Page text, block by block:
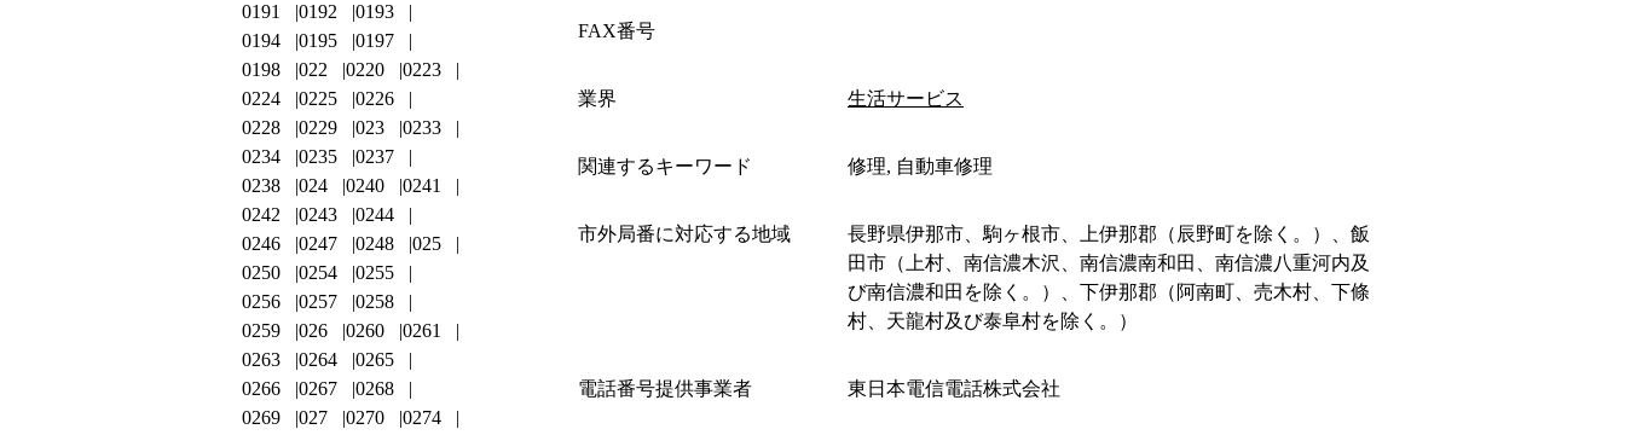
FAX番号
業界 生活サービス
関連するキーワード 修理, 自動車修理
市外局番に対応する地域
長野県伊那市、駒ヶ根市、上伊那郡（辰野町を除く。）、飯
田市（上村、南信濃木沢、南信濃南和田、南信濃八重河内及
び南信濃和田を除く。）、下伊那郡（阿南町、売木村、下條
村、天龍村及び泰阜村を除く。）
電話番号提供事業者 東日本電信電話株式会社
0191
0192
0193
0194
0195
0197
0198
022 0220
0223
0224
0225
0226
0228
0229 023
0233
0234
0235
0237
0238
024 0240
0241
0242
0243
0244
0246
0247 0248
025
0250
0254
0255
0256
0257
0258
0259
026 0260
0261
0263
0264
0265
0266
0267
0268
0269
027 0270
0274